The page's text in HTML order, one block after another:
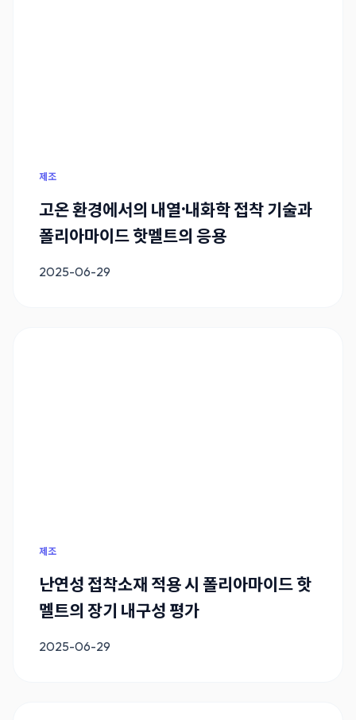
제조
고온 환경에서의 내열·내화학 접착 기술과
폴리아마이드 핫멜트의 응용
2025-06-29
제조
난연성 접착소재 적용 시 폴리아마이드 핫
멜트의 장기 내구성 평가
2025-06-29